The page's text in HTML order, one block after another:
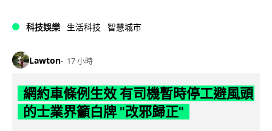
科技娛樂 生活科技 智慧城市
Lawton 17 小時
網約車條例生效 有司機暫時停工避風頭
的士業界籲白牌 "改邪歸正"